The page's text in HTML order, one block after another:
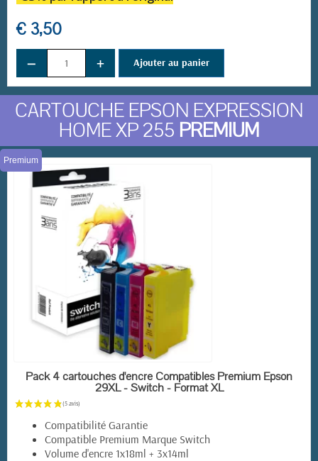
€ 3,50
− + Ajouter au panier
CARTOUCHE EPSON EXPRESSION
HOME XP 255 PREMIUM
EN STOCK
Premium
Pack 4 cartouches d'encre Compatibles Premium Epson
29XL - Switch - Format XL
Compatibilité Garantie
Compatible Premium Marque Switch
Volume d'encre 1x18ml + 3x14ml